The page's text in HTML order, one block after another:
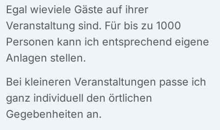
Egal wieviele Gäste auf ihrer
Veranstaltung sind. Für bis zu 1000
Personen kann ich entsprechend eigene
Anlagen stellen.
Bei kleineren Veranstaltungen passe ich
ganz individuell den örtlichen
Gegebenheiten an.